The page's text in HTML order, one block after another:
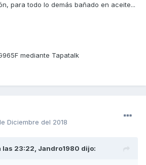
para todo lo demás bañado en aceite...
mediante Tapatalk
Diciembre del 2018
las 23:22, Jandro1980 dijo: